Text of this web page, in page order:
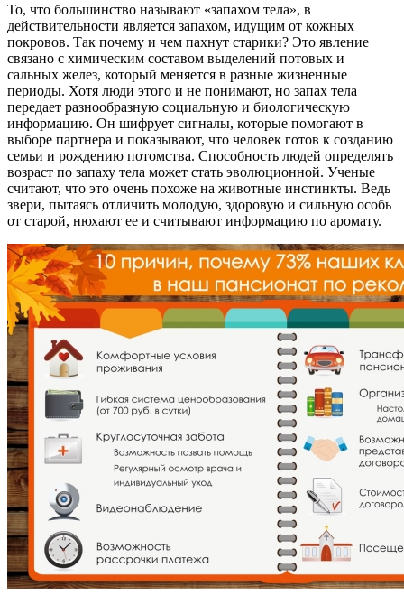
То, что большинство называют «запахом тела», в
действительности является запахом, идущим от кожных
покровов. Так почему и чем пахнут старики? Это явление
связано с химическим составом выделений потовых и
сальных желез, который меняется в разные жизненные
периоды. Хотя люди этого и не понимают, но запах тела
передает разнообразную социальную и биологическую
информацию. Он шифрует сигналы, которые помогают в
выборе партнера и показывают, что человек готов к созданию
семьи и рождению потомства. Способность людей определять
возраст по запаху тела может стать эволюционной. Ученые
считают, что это очень похоже на животные инстинкты. Ведь
звери, пытаясь отличить молодую, здоровую и сильную особь
от старой, нюхают ее и считывают информацию по аромату.